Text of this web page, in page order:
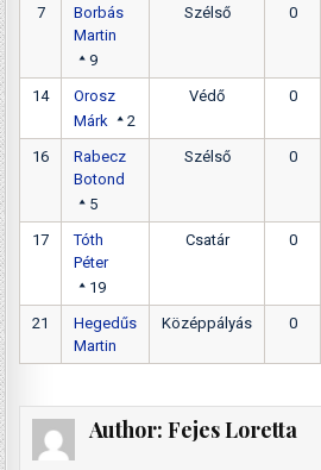
7
Borbás
Martin
9
Szélső 0
14
Orosz
Márk
2
Védő 0
16
Rabecz
Botond
5
Szélső 0
17
Tóth
Péter
19
Csatár 0
21
Hegedűs
Martin
Középpályás 0
Author: Fejes Loretta